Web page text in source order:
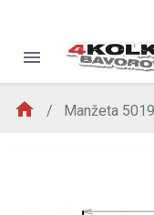
menu
home Manžeta